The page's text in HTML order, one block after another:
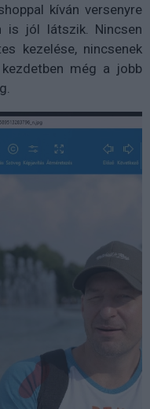
kíván versenyre
is jól látszik. Nincsen
kezelése, nincsenek
még a jobb